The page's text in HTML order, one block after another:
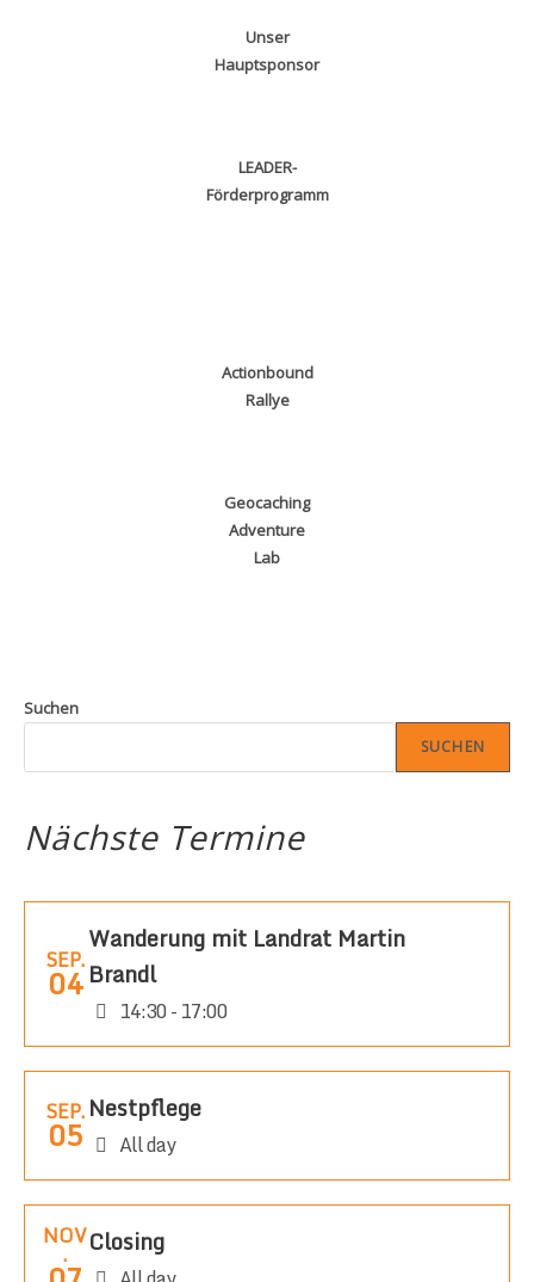
Unser
Hauptsponsor
LEADER-
Förderprogramm
Actionbound
Rallye
Geocaching
Adventure
Lab
Suchen
SUCHEN
Nächste Termine
SEP.
04
Wanderung mit Landrat Martin
Brandl
14:30 - 17:00
SEP.
05
Nestpflege
All day
NOV
. Closing